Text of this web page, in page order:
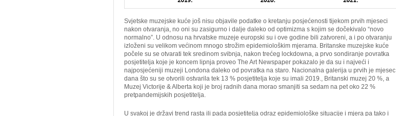
Svjetske muzejske kuće još nisu objavile podatke o kretanju posjećenosti tijekom prvih mjeseci
nakon otvaranja, no oni su zasigurno i dalje daleko od optimizma s kojim se dočekivalo “novo
normalno”. U odnosu na hrvatske muzeje europski su i ove godine bili zatvoreni, a i po otvaranju
izloženi su velikom većinom mnogo strožim epidemiološkim mjerama. Britanske muzejske kuće
počele su se otvarati tek sredinom svibnja, nakon trećeg lockdowna, a prvo sondiranje povratka
posjetitelja koje je koncem lipnja proveo The Art Newspaper pokazalo je da su i najveći i
najposjećeniji muzeji Londona daleko od povratka na staro. Nacionalna galerija u prvih je mjesec
dana što su se otvorili ostvarila tek 13 % posjetitelja koje su imali 2019., Britanski muzej 20 %, a
Muzej Victorije & Alberta koji je broj radnih dana morao smanjiti sa sedam na pet oko 22 %
pretpandemijskih posjetitelja.
U svakoj je državi trend rasta ili pada posjetitelja odraz epidemiološke situacije i mjera pa tako i